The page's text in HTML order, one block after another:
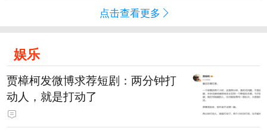
点击查看更多
娱乐
贾樟柯发微博求荐短剧：两分钟打
动人，就是打动了